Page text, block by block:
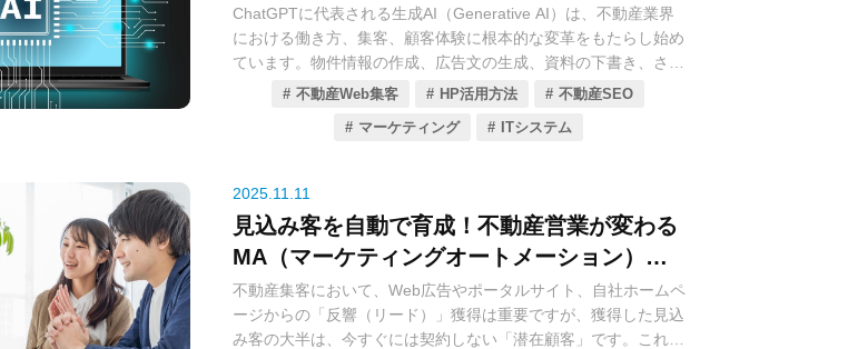
し、「反響を絶対に逃さない」ための戦略的な集客ツールとし
て、不動産業界で急速に導入が進んでいます。
本コラムでは、不動産会社がチャットボットを導入するメリット
から、種類や選び方、そして成約に繋げるための具体的な戦略ま
ChatGPTに代表される生成AI（Generative AI）は、不動産業界
における働き方、集客、顧客体験に根本的な変革をもたらし始め
ています。物件情報の作成、広告文の生成、資料の下書き、さら
には顧客からの複雑な問い合わせ対応まで、これまで人手に頼っ
されつつあります。
生成AIの導入は、単なるトレンドではなく、人手不足が深刻化す
の必須戦略となりつつあります。
本コラムでは、不動産会社が生成AIをどのように活用し、どのよ
うな種類のツールを導入すべきかについて、具体的な事例とメリ
ットを交えて徹底的に解説します。貴社の業務革新と売上向上の
不動産Web集客 HP活用方法
不動産SEO
マーケティング
ITシステム
2025.11.11
見込み客を自動で育成！不動産営業が変わる
MA（マーケティングオートメーション）の
活用
不動産集客において、Web広告やポータルサイト、自社ホームペ
ージからの「反響（リード）」獲得は重要ですが、獲得した見込
み客の大半は、今すぐには契約しない「潜在顧客」です。これら